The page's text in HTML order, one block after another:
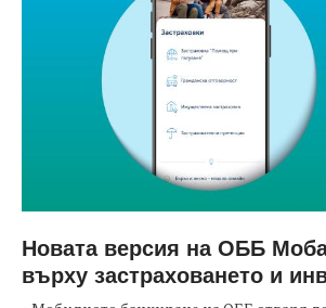
Новата версия на ОББ
върху застраховането и